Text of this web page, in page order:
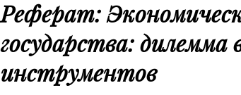
Реферат:
государства: дилемма
инструментов